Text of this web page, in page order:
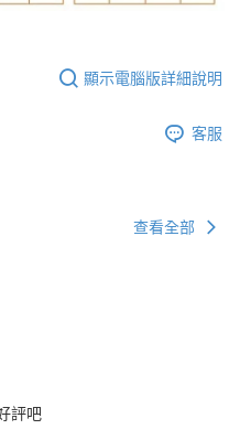
顯示電腦版詳細說明
客服
查看全部
評吧